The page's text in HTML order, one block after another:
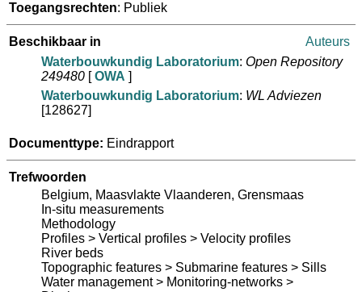
Toegangsrechten: Publiek
Beschikbaar in
Auteurs
Waterbouwkundig Laboratorium: Open Repository
249480 [OWA ]
Waterbouwkundig Laboratorium: WL Adviezen
[128627]
Documenttype: Eindrapport
Trefwoorden
Belgium, Maasvlakte Vlaanderen, Grensmaas
In-situ measurements
Methodology
Profiles > Vertical profiles > Velocity profiles
River beds
Topographic features > Submarine features > Sills
Water management > Monitoring-networks >